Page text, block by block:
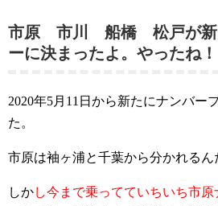
市原 市川 船橋 松戸が新
ーに決まったよ。やったね！
2020年5月11日から新たにナンバー
た。
市原は袖ヶ浦と千葉から分かれるん
しかし今まで乗ってていちいち市原